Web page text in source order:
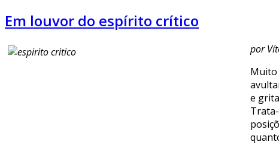
Em louvor do espírito crítico
por
Muito
e